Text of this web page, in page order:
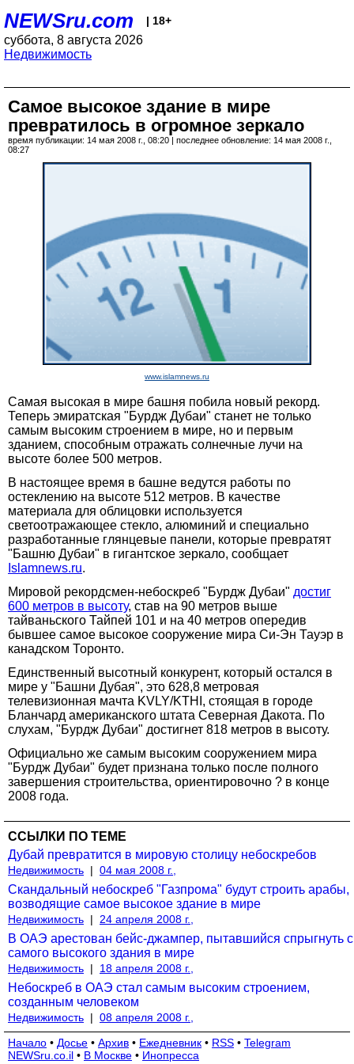
NEWSru.com | 18+
суббота, 8 августа 2026
Недвижимость
Самое высокое здание в мире
превратилось в огромное зеркало
время публикации: 14 мая 2008 г., 08:20 | последнее обновление: 14 мая 2008 г.,
08:27
www.islamnews.ru
Самая высокая в мире башня побила новый рекорд.
Теперь эмиратская "Бурдж Дубаи" станет не только
самым высоким строением в мире, но и первым
зданием, способным отражать солнечные лучи на
высоте более 500 метров.
В настоящее время в башне ведутся работы по
остеклению на высоте 512 метров. В качестве
материала для облицовки используется
светоотражающее стекло, алюминий и специально
разработанные глянцевые панели, которые превратят
"Башню Дубаи" в гигантское зеркало, сообщает
Islamnews.ru.
Мировой рекордсмен-небоскреб "Бурдж Дубаи" достиг
600 метров в высоту, став на 90 метров выше
тайваньского Тайпей 101 и на 40 метров опередив
бывшее самое высокое сооружение мира Си-Эн Тауэр в
канадском Торонто.
Единственный высотный конкурент, который остался в
мире у "Башни Дубая", это 628,8 метровая
телевизионная мачта KVLY/KTHI, стоящая в городе
Бланчард американского штата Северная Дакота. По
слухам, "Бурдж Дубаи" достигнет 818 метров в высоту.
Официально же самым высоким сооружением мира
"Бурдж Дубаи" будет признана только после полного
завершения строительства, ориентировочно ? в конце
2008 года.
ССЫЛКИ ПО ТЕМЕ
Дубай превратится в мировую столицу небоскребов
Недвижимость | 04 мая 2008 г.,
Скандальный небоскреб "Газпрома" будут строить арабы,
возводящие самое высокое здание в мире
Недвижимость | 24 апреля 2008 г.,
В ОАЭ арестован бейс-джампер, пытавшийся спрыгнуть с
самого высокого здания в мире
Недвижимость | 18 апреля 2008 г.,
Небоскреб в ОАЭ стал самым высоким строением,
созданным человеком
Недвижимость | 08 апреля 2008 г.,
Начало • Досье • Архив • Ежедневник • RSS • Telegram
NEWSru.co.il • В Москве • Инопресса